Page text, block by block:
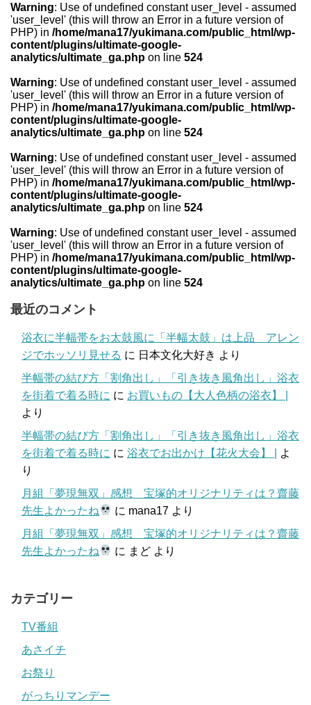
Warning: Use of undefined constant user_level - assumed
'user_level' (this will throw an Error in a future version of
PHP) in /home/mana17/yukimana.com/public_html/wp-
content/plugins/ultimate-google-
analytics/ultimate_ga.php on line 524
Warning: Use of undefined constant user_level - assumed
'user_level' (this will throw an Error in a future version of
PHP) in /home/mana17/yukimana.com/public_html/wp-
content/plugins/ultimate-google-
analytics/ultimate_ga.php on line 524
Warning: Use of undefined constant user_level - assumed
'user_level' (this will throw an Error in a future version of
PHP) in /home/mana17/yukimana.com/public_html/wp-
content/plugins/ultimate-google-
analytics/ultimate_ga.php on line 524
Warning: Use of undefined constant user_level - assumed
'user_level' (this will throw an Error in a future version of
PHP) in /home/mana17/yukimana.com/public_html/wp-
content/plugins/ultimate-google-
analytics/ultimate_ga.php on line 524
最近のコメント
浴衣に半幅帯をお太鼓風に「半幅太鼓」は上品 アレン
ジでホッソリ見せる に 日本文化大好き より
半幅帯の結び方「割角出し」「引き抜き風角出し」浴衣
を街着で着る時に に お買いもの【大人色柄の浴衣】 |
より
半幅帯の結び方「割角出し」「引き抜き風角出し」浴衣
を街着で着る時に に 浴衣でお出かけ【花火大会】 |
よ
り
月組「夢現無双」感想 宝塚的オリジナリティは？齋藤
先生よかったね
に mana17 より
月組「夢現無双」感想 宝塚的オリジナリティは？齋藤
先生よかったね
に まど より
カテゴリー
TV番組
あさイチ
お祭り
がっちりマンデー